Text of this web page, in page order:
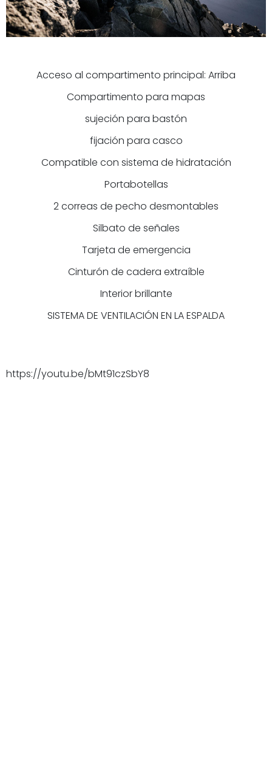
Acceso al compartimento principal: Arriba
Compartimento para mapas
sujeción para bastón
fijación para casco
Compatible con sistema de hidratación
Portabotellas
2 correas de pecho desmontables
Silbato de señales
Tarjeta de emergencia
Cinturón de cadera extraíble
Interior brillante
SISTEMA DE VENTILACIÓN EN LA ESPALDA
https://youtu.be/bMt91czSbY8